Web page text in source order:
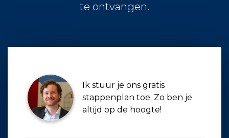
te ontvangen.
Ik stuur je ons gratis
stappenplan toe. Zo ben je
altijd op de hoogte!